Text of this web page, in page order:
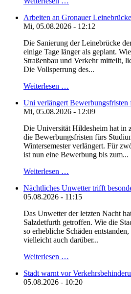
Arbeiten an Gronauer
Mi, 05.08.2026 - 12:12
Die Sanierung der Leinebrücke
einige Tage länger als geplant.
Straßenbau und Verkehr mitteilt,
Die Vollsperrung des...
Weiterlesen …
Uni verlängert Bewerbungsfristen
Mi, 05.08.2026 - 12:09
Die Universität Hildesheim hat in
die Bewerbungsfristen fürs
Wintersemester verlängert. Für
ist nun eine Bewerbung bis zum...
Weiterlesen …
Nächtliches Unwetter trifft
05.08.2026 - 11:15
Das Unwetter der letzten Nacht
Salzdetfurth getroffen. Wie die
so erhebliche Schäden
vielleicht auch darüber...
Weiterlesen …
Stadt warnt vor
05.08.2026 - 10:20